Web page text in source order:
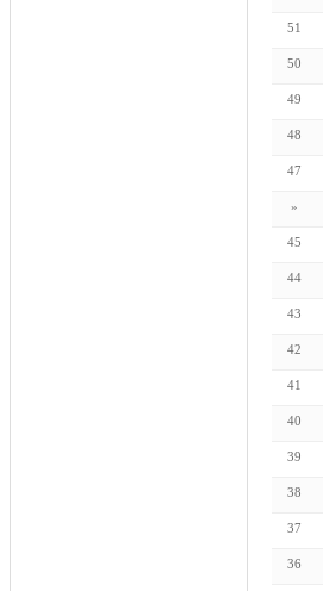
51
50
49
48
47
»
45
44
43
42
41
40
39
38
37
36